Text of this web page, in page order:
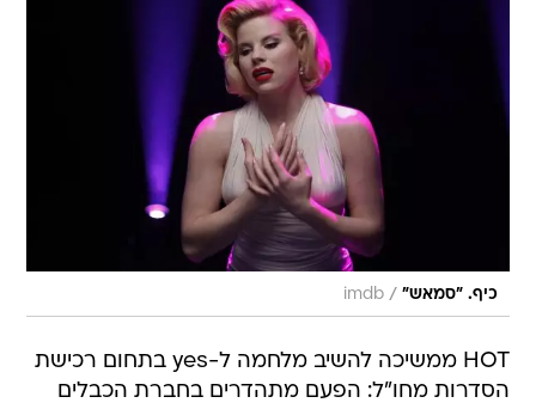
כיף. "סמאש" /
imdb
HOT ממשיכה להשיב מלחמה ל-yes בתחום רכישת
הסדרות מחו"ל: הפעם מתהדרים בחברת הכבלים